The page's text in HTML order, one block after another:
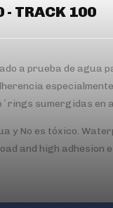
- TRACK 100
a prueba de agua
sumergidas en
y No es tóxico.
and high adhesion